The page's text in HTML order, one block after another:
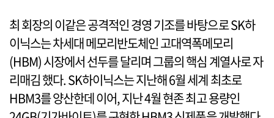
최 회장의 이같은 공격적인 경영 기조를 바탕으로 SK하
이닉스는 차세대 메모리반도체인 고대역폭메모리
(HBM) 시장에서 선두를 달리며 그룹의 핵심 계열사로 자
리매김 했다. SK하이닉스는 지난해 6월 세계 최초로
HBM3를 양산한데 이어, 지난 4월 현존 최고 용량인